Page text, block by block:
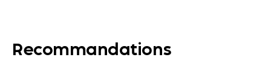
Recommandations